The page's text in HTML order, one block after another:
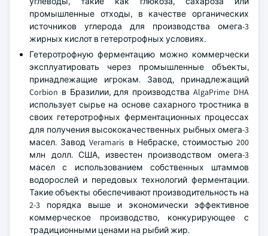
промышленные отходы, в качестве органических
источников углерода для производства омега-3
жирных кислот в гетеротрофных условиях.
Гетеротрофную ферментацию можно коммерчески
эксплуатировать через промышленные объекты,
принадлежащие игрокам. Завод, принадлежащий
Corbion в Бразилии, для производства AlgaPrime DHA
использует сырье на основе сахарного тростника в
своих гетеротрофных ферментационных процессах
для получения высококачественных рыбных омега-3
масел. Завод Veramaris в Небраске, стоимостью 200
млн долл. США, известен производством омега-3
масел с использованием собственных штаммов
водорослей и передовых технологий ферментации.
Такие объекты обеспечивают производительность на
2-3 порядка выше и экономически эффективное
коммерческое производство, конкурирующее с
традиционными ценами на рыбий жир.